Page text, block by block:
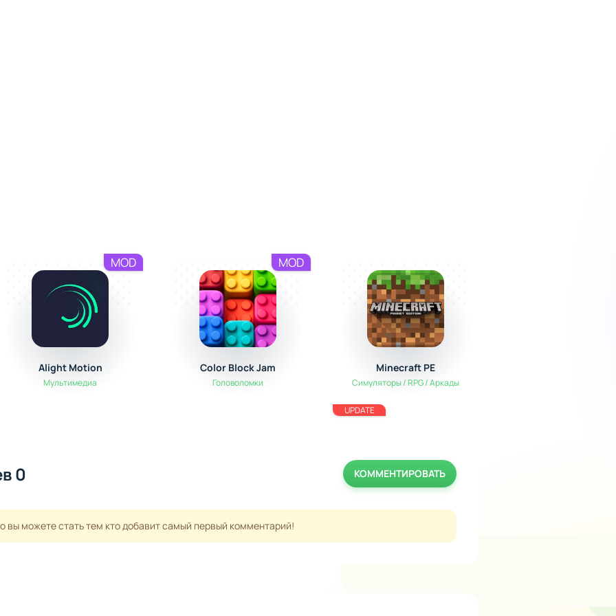
Alight Motion
Мультимедиа
MOD
Color Block Jam
Головоломки
MOD
Minecraft PE
Симуляторы / RPG / Аркады
UPDATE
0 КОММЕНТИРОВАТЬ
вы можете стать тем кто добавит самый первый комментарий!